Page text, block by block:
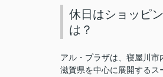
休日はショッピ
は？
アル・プラザは、寝屋川市
滋賀県を中心に展開する